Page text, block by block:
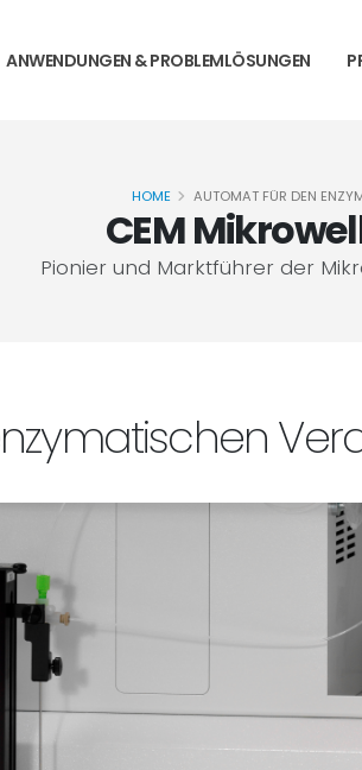
ANWENDUNGEN & PROBLEMLÖSUNGEN
CEM
Pionier und Marktführer der
HOME AUTOMAT FÜR DEN